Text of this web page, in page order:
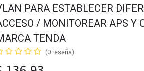
PARA ESTABLECER
/ MONITOREAR APS Y
TENDA
(0 reseña)